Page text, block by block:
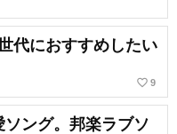
代におすすめしたい
favorite_border 9
ング。邦楽ラブソ